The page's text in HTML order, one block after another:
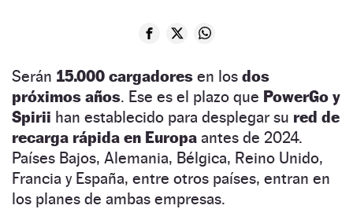
Serán 15.000 cargadores en los dos
próximos años. Ese es el plazo que PowerGo y
Spirii han establecido para desplegar su red de
recarga rápida en Europa antes de 2024.
Países Bajos, Alemania, Bélgica, Reino Unido,
Francia y España, entre otros países, entran en
los planes de ambas empresas.